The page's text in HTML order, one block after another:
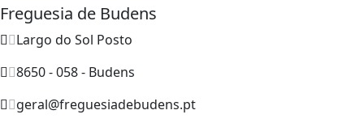
Freguesia de Budens
Largo do Sol Posto
8650 - 058 - Budens
geral@freguesiadebudens.pt